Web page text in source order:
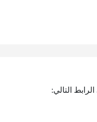
التالي: